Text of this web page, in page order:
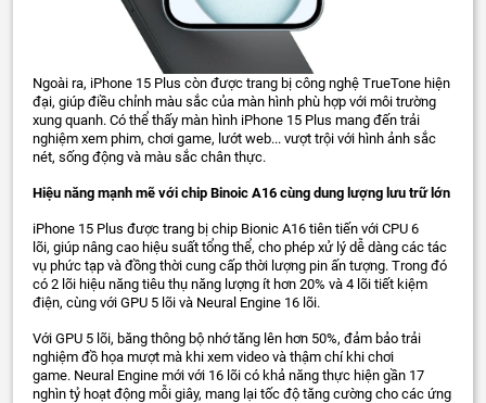
Ngoài ra, iPhone 15 Plus còn được trang bị công nghệ TrueTone hiện
đại, giúp điều chỉnh màu sắc của màn hình phù hợp với môi trường
xung quanh. Có thể thấy màn hình iPhone 15 Plus mang đến trải
nghiệm xem phim, chơi game, lướt web... vượt trội với hình ảnh sắc
nét, sống động và màu sắc chân thực.
Hiệu năng mạnh mẽ với chip Binoic A16 cùng dung lượng lưu trữ lớn
iPhone 15 Plus được trang bị chip Bionic A16 tiên tiến với CPU 6
lõi, giúp nâng cao hiệu suất tổng thể, cho phép xử lý dễ dàng các tác
vụ phức tạp và đồng thời cung cấp thời lượng pin ấn tượng. Trong đó
có 2 lõi hiệu năng tiêu thụ năng lượng ít hơn 20% và 4 lõi tiết kiệm
điện, cùng với GPU 5 lõi và Neural Engine 16 lõi.
Với GPU 5 lõi, băng thông bộ nhớ tăng lên hơn 50%, đảm bảo trải
nghiệm đồ họa mượt mà khi xem video và thậm chí khi chơi
game. Neural Engine mới với 16 lõi có khả năng thực hiện gần 17
nghìn tỷ hoạt động mỗi giây, mang lại tốc độ tăng cường cho các ứng